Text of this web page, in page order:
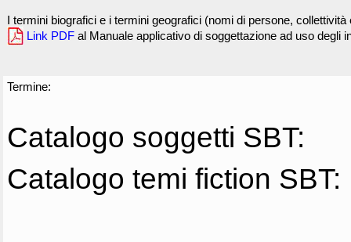
I termini biografici e i termini geografici (nomi di persone,
Link PDF al Manuale applicativo di soggettazione ad uso degli
Termine:
Catalogo soggetti SBT:
Catalogo temi fiction SBT: